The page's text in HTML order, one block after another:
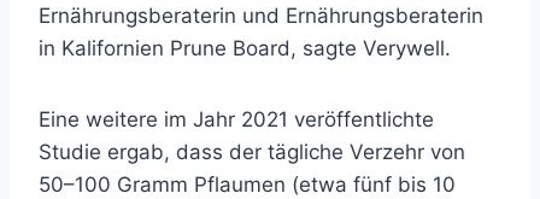
Ernährungsberaterin und Ernährungsberaterin
in Kalifornien Prune Board, sagte Verywell.
Eine weitere im Jahr 2021 veröffentlichte
Studie ergab, dass der tägliche Verzehr von
50–100 Gramm Pflaumen (etwa fünf bis 10